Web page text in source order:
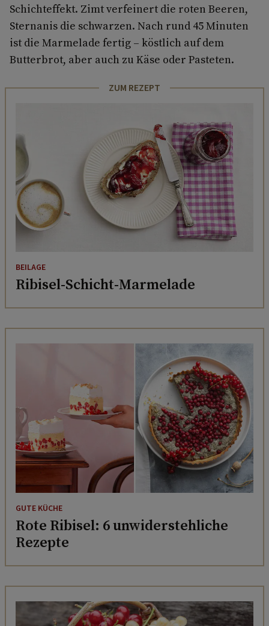
Schichteffekt. Zimt verfeinert die roten Beeren,
Sternanis die schwarzen. Nach rund 45 Minuten
ist die Marmelade fertig – köstlich auf dem
Butterbrot, aber auch zu Käse oder Pasteten.
ZUM REZEPT
BEILAGE
Ribisel-Schicht-Marmelade
GUTE KÜCHE
Rote Ribisel: 6 unwiderstehliche
Rezepte